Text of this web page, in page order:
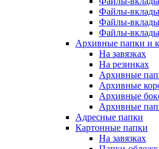
Файлы-
Файлы-
Файлы-
Архивные папки и
На завязках
На резинках
Архивные
Архивные
Архивные
Архивные
Адресные папки
Картонные папки
На завязках